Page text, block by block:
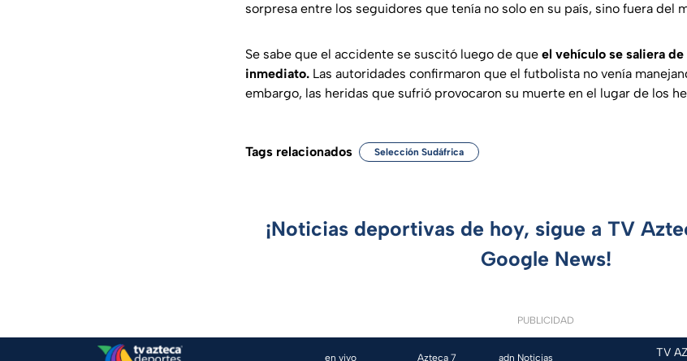
sorpresa entre los seguidores que tenía no solo en su país, sino fuera del
Se sabe que el accidente se suscitó luego de que el vehículo se saliera
inmediato. Las autoridades confirmaron que el futbolista no venía
embargo, las heridas que sufrió provocaron su muerte en el lugar de los
Tags relacionados Selección Sudáfrica
¡Noticias deportivas de hoy, sigue a TV
Google News!
PUBLICIDAD
en vivo Azteca 7 adn Noticias TV